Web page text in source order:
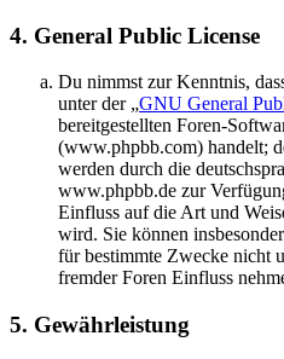
4. General Public License
Du nimmst zur Kenntnis,
unter der „GNU General
bereitgestellten Foren-
(www.phpbb.com) handelt;
werden durch die
www.phpbb.de zur
Einfluss auf die Art und
wird. Sie können
für bestimmte Zwecke nicht
fremder Foren Einfluss
5. Gewährleistung